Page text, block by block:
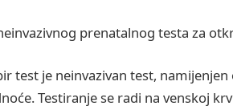
prenatalnog testa za
test je neinvazivan test,
Testiranje se radi na venskoj